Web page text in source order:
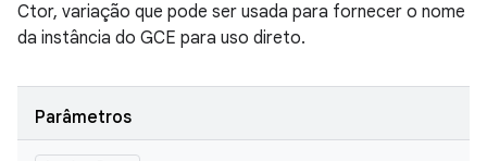
Ctor, variação que pode ser usada para fornecer o nome
da instância do GCE para uso direto.
Parâmetros